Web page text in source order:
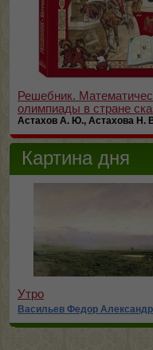
Решебник.
олимпиады в стране
Астахов А. Ю., Астахова Н.
Картина дня
Утро
Васильев Федор